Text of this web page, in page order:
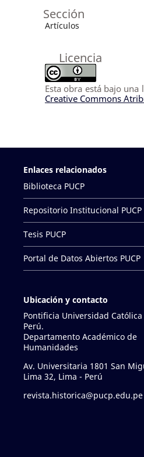
Sección
Artículos
Licencia
Esta obra está bajo una
Creative Commons
Enlaces relacionados
Biblioteca PUCP
Repositorio Institucional PUCP
Tesis PUCP
Portal de Datos Abiertos PUCP
Ubicación y contacto
Pontificia Universidad
Perú.
Departamento Académico de
Humanidades
Av. Universitaria 1801 San
Lima 32, Lima - Perú
revista.historica@pucp.edu.pe